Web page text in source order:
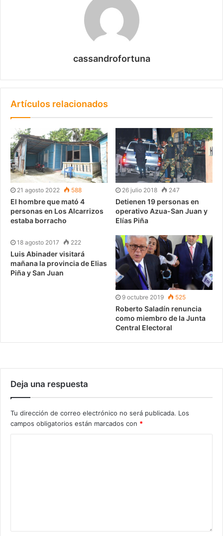
cassandrofortuna
Artículos relacionados
21 agosto 2022 588
El hombre que mató 4
personas en Los Alcarrizos
estaba borracho
26 julio 2018 247
Detienen 19 personas en
operativo Azua-San Juan y
Elías Piña
18 agosto 2017 222
Luis Abinader visitará
mañana la provincia de Elias
Piña y San Juan
9 octubre 2019 525
Roberto Saladín renuncia
como miembro de la Junta
Central Electoral
Deja una respuesta
Tu dirección de correo electrónico no será publicada. Los
campos obligatorios están marcados con *